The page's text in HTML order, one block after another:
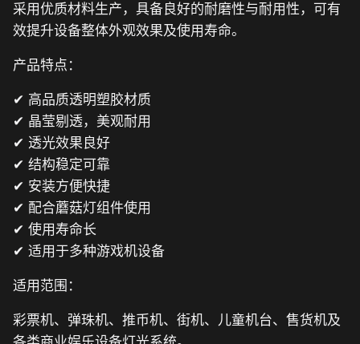
采用优质材料生产，具备良好的耐磨性与耐用性，可有
效提升设备整体外观效果及使用寿命。
产品特点：
✔ 高品质透明塑胶材质
✔ 晶莹剔透，美观耐用
✔ 透光效果良好
✔ 结构稳定可靠
✔ 安装方便快捷
✔ 配合蘑菇灯组件使用
✔ 使用寿命长
✔ 适用于多种游戏机设备
适用范围：
彩票机、弹珠机、推币机、街机、儿童机台、售货机及